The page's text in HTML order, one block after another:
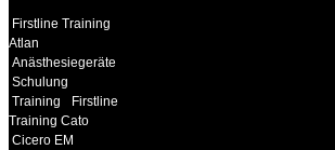
Firstline Training
Atlan
Anästhesiegeräte
Schulung
Training
Firstline
Training Cato
Cicero EM